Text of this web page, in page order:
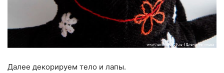
Далее декорируем тело и лапы.